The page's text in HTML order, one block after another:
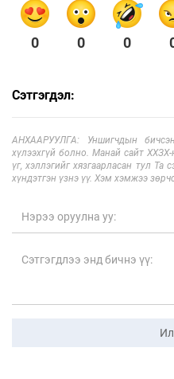
0 0 0
Сэтгэгдэл:
АНХААРУУЛГА: Уншигчдын бичсэн
хүлээхгүй болно. Манай сайт
үг, хэллэгийг хязгаарласан тул Та
хүндэтгэн үзнэ үү. Хэм хэмжээ